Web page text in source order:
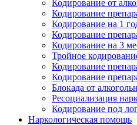
Кодирование от
Кодирование
Кодирование на 1
Кодирование
Кодирование на 3
Тройное
Кодирование
Кодирование
Блокада от
Ресоциализация
Кодирование под
Наркологическая помощь